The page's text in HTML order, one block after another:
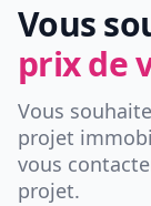
Vous
prix de
Vous
projet
vous
projet.